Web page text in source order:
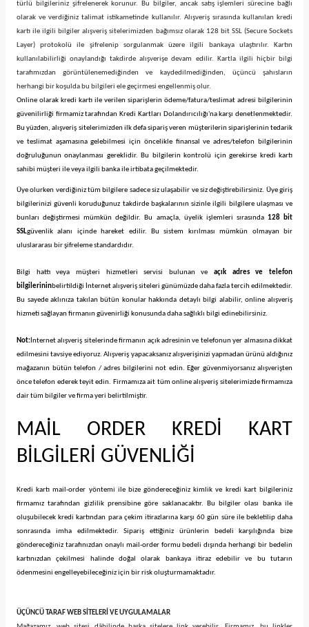
türlü bilgileriniz şifrelenerek korunur. Bu bilgiler, ancak satış işlemleri sürecine bağlı
olarak ve verdiğiniz talimat istikametinde kullanılır. Alışveriş sırasında kullanılan kredi
kartı ile ilgili bilgiler alışveriş sitelerimizden bağımsız olarak 128 bit SSL (Secure Sockets
Layer) protokolü ile şifrelenip sorgulanmak üzere ilgili bankaya ulaştırılır. Kartın
kullanılabilirliği onaylandığı takdirde alışverişe devam edilir. Kartla ilgili hiçbir bilgi
tarafımızdan görüntülenemediğinden ve kaydedilmediğinden, üçüncü şahısların
herhangi bir koşulda bu bilgileri ele geçirmesi engellenmiş olur.
Online olarak kredi kartı ile verilen siparişlerin ödeme/fatura/teslimat adresi bilgilerinin
güvenilirliği firmamiz tarafından Kredi Kartları Dolandırıcılığı'na karşı denetlenmektedir.
Bu yüzden, alışveriş sitelerimizden ilk defa sipariş veren müşterilerin siparişlerinin tedarik
ve teslimat aşamasına gelebilmesi için öncelikle finansal ve adres/telefon bilgilerinin
doğruluğunun onaylanması gereklidir. Bu bilgilerin kontrolü için gerekirse kredi kartı
sahibi müşteri ile veya ilgili banka ile irtibata geçilmektedir.
Üye olurken verdiğiniz tüm bilgilere sadece siz ulaşabilir ve siz değiştirebilirsiniz. Üye giriş
bilgilerinizi güvenli koruduğunuz takdirde başkalarının sizinle ilgili bilgilere ulaşması ve
bunları değiştirmesi mümkün değildir. Bu amaçla, üyelik işlemleri sırasında 128 bit
SSLgüvenlik alanı içinde hareket edilir. Bu sistem kırılması mümkün olmayan bir
uluslararası bir şifreleme standardıdır.
Bilgi hattı veya müşteri hizmetleri servisi bulunan veaçık adres ve telefon
bilgilerininbelirtildiği İnternet alışveriş siteleri günümüzde daha fazla tercih edilmektedir.
Bu sayede aklınıza takılan bütün konular hakkında detaylı bilgi alabilir, online alışveriş
hizmeti sağlayan firmanın güvenirliği konusunda daha sağlıklı bilgi edinebilirsiniz.
Not: İnternet alışveriş sitelerinde firmanın açık adresinin ve telefonun yer almasına dikkat
edilmesini tavsiye ediyoruz. Alışveriş yapacaksanız alışverişinizi yapmadan ürünü aldığınız
mağazanın bütün telefon / adres bilgilerini not edin. Eğer güvenmiyorsanız alışverişten
önce telefon ederek teyit edin. Firmamıza ait tüm online alışveriş sitelerimizde firmamıza
dair tüm bilgiler ve firma yeri belirtilmiştir.
MAİL ORDER KREDİ KART
BİLGİLERİ GÜVENLİĞİ
Kredi kartı mail-order yöntemi ile bize göndereceğiniz kimlik ve kredi kart bilgileriniz
firmamız tarafından gizlilik prensibine göre saklanacaktır. Bu bilgiler olası banka ile
oluşubilecek kredi kartından para çekim itirazlarına karşı 60 gün süre ile bekletilip daha
sonrasında imha edilmektedir. Sipariş ettiğiniz ürünlerin bedeli karşılığında bize
göndereceğiniz tarafınızdan onaylı mail-order formu bedeli dışında herhangi bir bedelin
kartınızdan çekilmesi halinde doğal olarak bankaya itiraz edebilir ve bu tutarın
ödenmesini engelleyebileceğiniz için bir risk oluşturmamaktadır.
ÜÇÜNCÜ TARAF WEB SİTELERİ VE UYGULAMALAR